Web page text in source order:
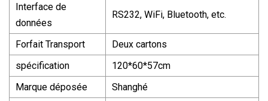
Interface de
données
RS232, WiFi, Bluetooth, etc.
Forfait Transport
Deux cartons
spécification
120*60*57cm
Marque déposée
Shanghé